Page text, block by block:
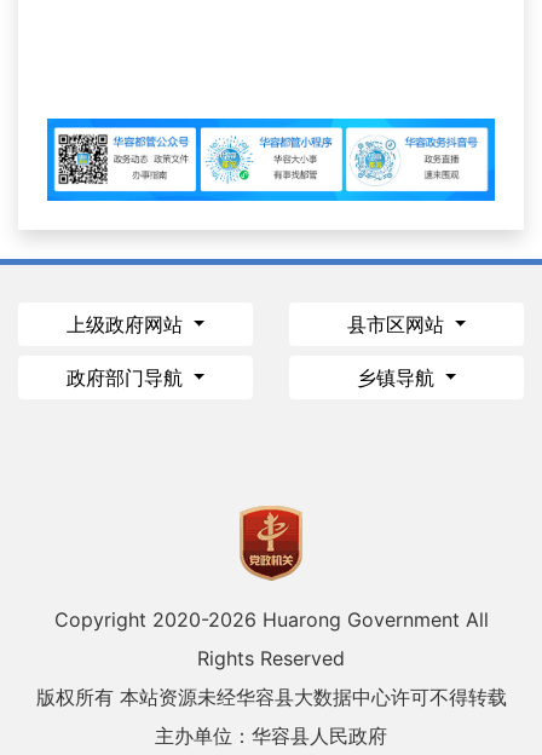
上级政府网站 县市区网站
政府部门导航 乡镇导航
Copyright 2020-2026 Huarong Government All
Rights Reserved
版权所有 本站资源未经华容县大数据中心许可不得转载
主办单位：华容县人民政府